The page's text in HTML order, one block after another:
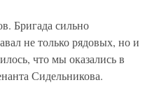
Бригада сильно
не только рядовых, но и
что мы оказались в
Сидельникова.